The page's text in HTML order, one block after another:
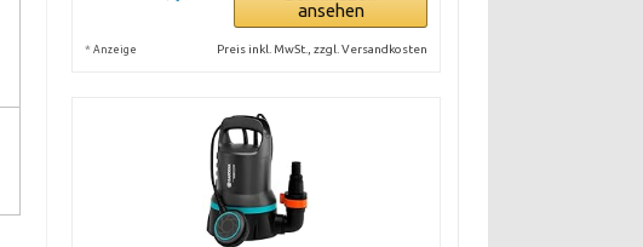
ansehen
* Anzeige Preis inkl. MwSt., zzgl. Versandkosten